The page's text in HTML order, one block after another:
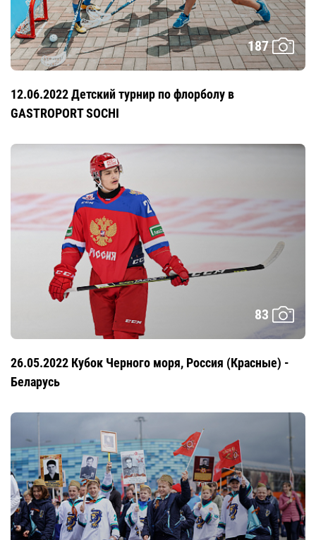
187
12.06.2022 Детский турнир по флорболу в
GASTROPORT SOCHI
83
26.05.2022 Кубок Черного моря, Россия (Красные) -
Беларусь